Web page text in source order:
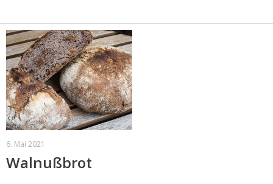
6. Mai 2021
Walnußbrot